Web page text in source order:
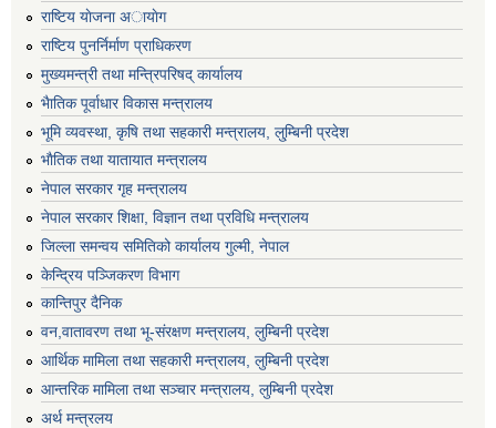
राष्टिय याेजना अायाेग
राष्टिय पुनर्निर्माण प्राधिकरण
मुख्यमन्त्री तथा मन्त्रिपरिषद् कार्यालय
भैातिक पूर्वाधार विकास मन्त्रालय
भूमि व्यवस्था, कृषि तथा सहकारी मन्त्रालय, लु्म्बिनी प्रदेश
भाैतिक तथा यातायात मन्त्रालय
नेपाल सरकार गृह मन्त्रालय
नेपाल सरकार शिक्षा, विज्ञान तथा प्रविधि मन्त्रालय
जिल्ला समन्वय समितिको कार्यालय गुल्मी, नेपाल
केन्द्रिय पञ्जिकरण विभाग
कान्तिपुर दैनिक
वन,वातावरण तथा भू-संरक्षण मन्त्रालय, लुम्बिनी प्रदेश
आर्थिक मामिला तथा सहकारी मन्त्रालय, लुम्बिनी प्रदेश
आन्तरिक मामिला तथा सञ्चार मन्त्रालय, लुम्बिनी प्रदेश
अर्थ मन्त्रलय